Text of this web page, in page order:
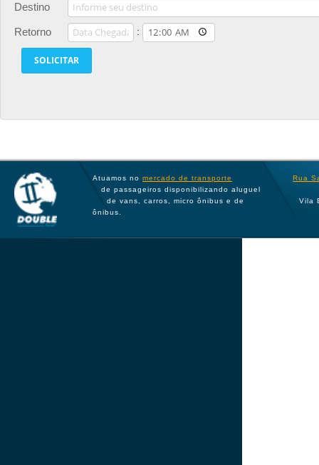
Destino
Retorno :
Atuamos no mercado de transporte
de passageiros disponibilizando aluguel
de vans, carros, micro ônibus e de
ônibus.
Rua
Vila